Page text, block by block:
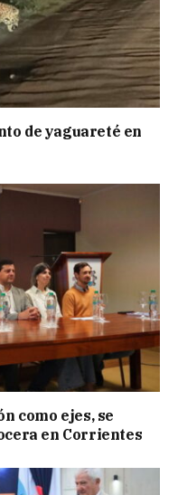
de yaguareté en
como ejes, se
en Corrientes